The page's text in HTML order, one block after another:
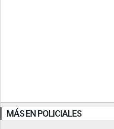
MÁS EN POLICIALES